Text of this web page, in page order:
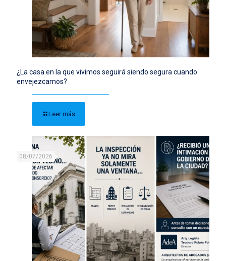
¿La casa en la que vivimos seguirá siendo segura cuando
envejezcamos?
Leer más
08/07/2026